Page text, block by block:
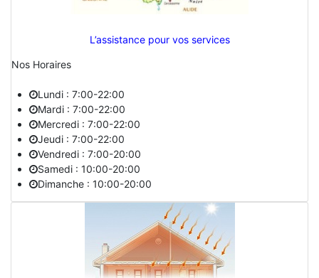
L’assistance pour vos services
Nos Horaires
Lundi : 7:00-22:00
Mardi : 7:00-22:00
Mercredi : 7:00-22:00
Jeudi : 7:00-22:00
Vendredi : 7:00-20:00
Samedi : 10:00-20:00
Dimanche : 10:00-20:00